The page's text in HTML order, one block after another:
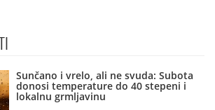
Sunčano i vrelo, ali ne svuda: Subota
donosi temperature do 40 stepeni i
lokalnu grmljavinu